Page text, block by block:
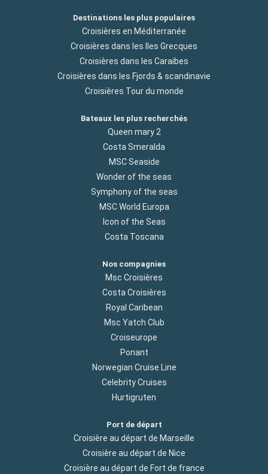
Destinations les plus populaires
Croisières en Méditerranée
Croisières dans les Iles Grecques
Croisières dans les Caraibes
Croisières dans les Fjords & scandinavie
Croisières Tour du monde
Bateaux les plus recherchés
Queen mary 2
Costa Smeralda
MSC Seaside
Wonder of the seas
Symphony of the seas
MSC World Europa
Icon of the Seas
Costa Toscana
Nos compagnies
Msc Croisières
Costa Croisières
Royal Caribean
Msc Yatch Club
Croiseurope
Ponant
Norwegian Cruise Line
Celebrity Cruises
Hurtigruten
Port de départ
Croisière au départ de Marseille
Croisière au départ de Nice
Croisière au départ de Fort de france